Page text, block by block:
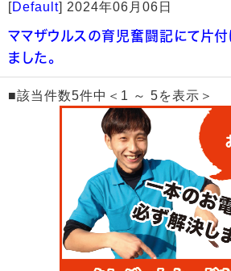
[Default] 2024年06月06日
ママザウルスの育児奮闘記にて片
ました。
■該当件数5件中＜1 ～ 5を表示＞